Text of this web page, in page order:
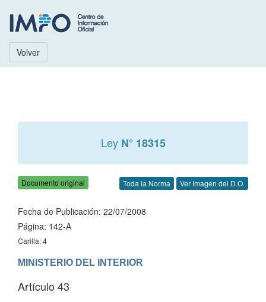
Volver
Ley N° 18315
Documento original Toda la Norma Ver Imagen del D.O.
Fecha de Publicación: 22/07/2008
Página: 142-A
Carilla: 4
Artículo 43